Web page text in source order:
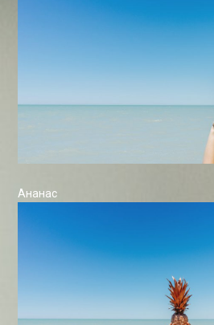
Ананас